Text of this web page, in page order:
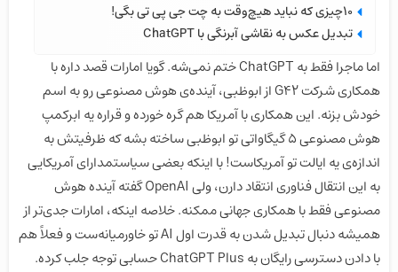
۱۰چیزی که نباید هیچ‌وقت به چت جی پی تی بگی!
تبدیل عکس به نقاشی آبرنگی با ChatGPT
اما ماجرا فقط به ChatGPT ختم نمی‌شه. گویا امارات قصد داره با
همکاری شرکت G42 از ابوظبی، آینده‌ی هوش مصنوعی رو به اسم
خودش بزنه. این همکاری با آمریکا هم گره خورده و قراره یه ابرکمپ
هوش مصنوعی ۵ گیگاواتی تو ابوظبی ساخته بشه که ظرفیتش به
اندازه‌ی یه ایالت تو آمریکاست! با اینکه بعضی سیاستمدارای آمریکایی
به این انتقال فناوری انتقاد دارن، ولی OpenAI گفته آینده هوش
مصنوعی فقط با همکاری جهانی ممکنه. خلاصه اینکه، امارات جدی‌تر از
همیشه دنبال تبدیل شدن به قدرت اول AI تو خاورمیانه‌ست و فعلاً هم
با دادن دسترسی رایگان به ChatGPT Plus حسابی توجه جلب کرده.